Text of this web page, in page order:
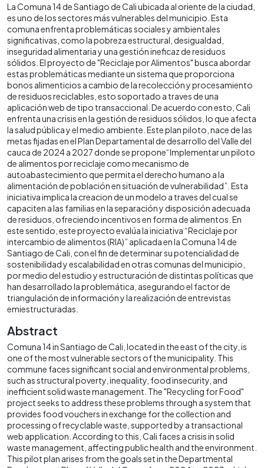
La Comuna 14 de Santiago de Cali ubicada al oriente de la ciudad,
es uno de los sectores más vulnerables del municipio. Esta
comuna enfrenta problemáticas sociales y ambientales
significativas, como la pobreza estructural, desigualdad,
inseguridad alimentaria y una gestión ineficaz de residuos
sólidos. El proyecto de "Reciclaje por Alimentos" busca abordar
estas problemáticas mediante un sistema que proporciona
bonos alimenticios a cambio de la recolección y procesamiento
de residuos reciclables, esto soportado a traves de una
aplicación web de tipo transaccional. De acuerdo con esto, Cali
enfrenta una crisis en la gestión de residuos sólidos, lo que afecta
la salud pública y el medio ambiente. Este plan piloto, nace de las
metas fijadas en el Plan Departamental de desarrollo del Valle del
cauca de 2024 a 2027 donde se propone“Implementar un piloto
de alimentos por reciclaje como mecanismo de
autoabastecimiento que permita el derecho humano a la
alimentación de población en situación de vulnerabilidad”. Esta
iniciativa implica la creacion de un modelo a traves del cual se
capaciten a las familias en la separación y disposición adecuada
de residuos, ofreciendo incentivos en forma de alimentos. En
este sentido, este proyecto evalúa la iniciativa “Reciclaje por
intercambio de alimentos (RIA)” aplicada en la Comuna 14 de
Santiago de Cali, con el fin de determinar su potencialidad de
sostenibilidad y escalabilidad en otras comunas del municipio,
por medio del estudio y estructuración de distintas políticas que
han desarrollado la problemática, asegurando el factor de
triangulación de información y la realización de entrevistas
emiestructuradas.
Abstract
Comuna 14 in Santiago de Cali, located in the east of the city, is
one of the most vulnerable sectors of the municipality. This
commune faces significant social and environmental problems,
such as structural poverty, inequality, food insecurity, and
inefficient solid waste management. The "Recycling for Food"
project seeks to address these problems through a system that
provides food vouchers in exchange for the collection and
processing of recyclable waste, supported by a transactional
web application. According to this, Cali faces a crisis in solid
waste management, affecting public health and the environment.
This pilot plan arises from the goals set in the Departmental